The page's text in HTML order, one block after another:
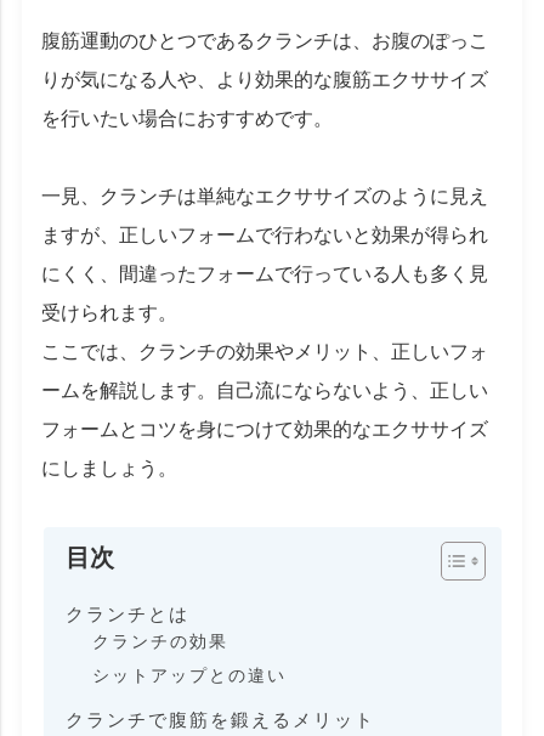
腹筋運動のひとつであるクランチは、お腹のぽっこ
りが気になる人や、より効果的な腹筋エクササイズ
を行いたい場合におすすめです。
一見、クランチは単純なエクササイズのように見え
ますが、正しいフォームで行わないと効果が得られ
にくく、間違ったフォームで行っている人も多く見
受けられます。
ここでは、クランチの効果やメリット、正しいフォ
ームを解説します。自己流にならないよう、正しい
フォームとコツを身につけて効果的なエクササイズ
にしましょう。
目次
クランチとは
クランチの効果
シットアップとの違い
クランチで腹筋を鍛えるメリット